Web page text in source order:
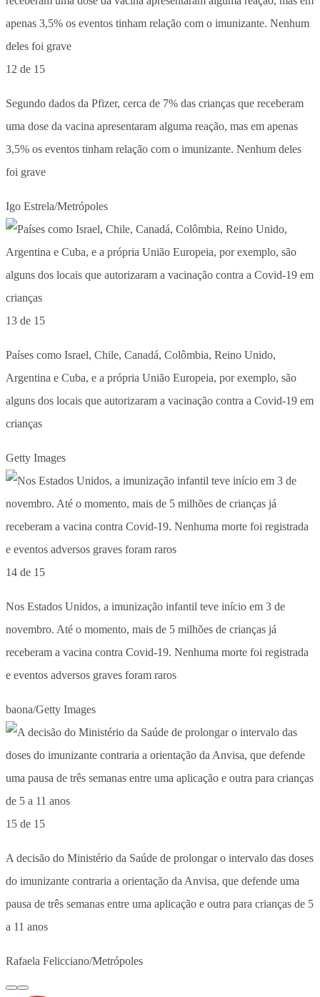
12 de 15
Segundo dados da Pfizer, cerca de 7% das crianças que receberam
uma dose da vacina apresentaram alguma reação, mas em apenas
3,5% os eventos tinham relação com o imunizante. Nenhum deles
foi grave
Igo Estrela/Metrópoles
13 de 15
Países como Israel, Chile, Canadá, Colômbia, Reino Unido,
Argentina e Cuba, e a própria União Europeia, por exemplo, são
alguns dos locais que autorizaram a vacinação contra a Covid-19 em
crianças
Getty Images
14 de 15
Nos Estados Unidos, a imunização infantil teve início em 3 de
novembro. Até o momento, mais de 5 milhões de crianças já
receberam a vacina contra Covid-19. Nenhuma morte foi registrada
e eventos adversos graves foram raros
baona/Getty Images
15 de 15
A decisão do Ministério da Saúde de prolongar o intervalo das doses
do imunizante contraria a orientação da Anvisa, que defende uma
pausa de três semanas entre uma aplicação e outra para crianças de 5
a 11 anos
Rafaela Felicciano/Metrópoles